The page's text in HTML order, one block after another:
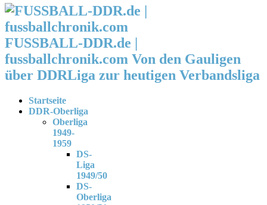
FUSSBALL-DDR.de |
fussballchronik.com Von den Gauligen
über DDRLiga zur heutigen Verbandsliga
Startseite
DDR-Oberliga
Oberliga
1949-
1959
DS-
Liga
1949/50
DS-
Oberliga